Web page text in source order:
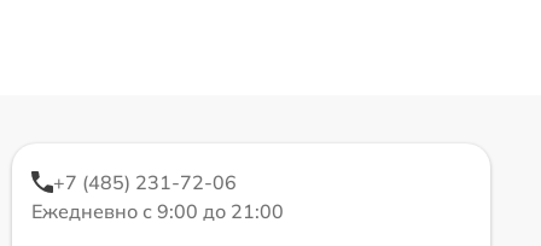
+7 (485) 231-72-06
Ежедневно с 9:00 до 21:00